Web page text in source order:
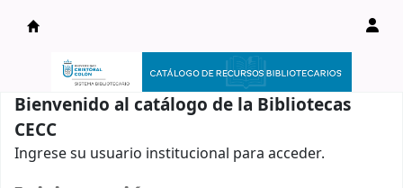
Catálogo en línea
Bienvenido al catálogo de la Bibliotecas
CECC
Ingrese su usuario institucional para acceder.